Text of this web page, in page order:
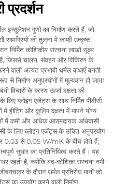
प्रदर्शन
इन्सुलेशन गुणों का निर्माण करते हैं, जो
सामग्रियों की तुलना में काफी उत्कृष्ट
निर्मित कोशिकीय संरचना लाखों सूक्ष्म
जिससे चालन, संवहन और विकिरण के
वाली अत्यंत प्रभावी थर्मल बाधाएँ बनती
निर्माण अनुप्रयोगों में मूल्यवान हो जाता
विचारों के कारण ऊर्जा दक्षता की
ब्लोइंग एजेंट्स के साथ निर्मित पीवीसी
में हीटिंग और कूलिंग दक्षता में मापने योग्य
में कमी और अधिक आरामदायक अधिवासी
के लिए ब्लोइंग एजेंट्स के उचित अनुप्रयोग
पर 0.03 से 0.05 W/mK के बीच होते हैं,
सुधार का प्रतिनिधित्व करते हैं। यह
रहती है, क्योंकि बंद-कोशिका संरचना नमी
के दौरान थर्मल प्रतिरोध मानों को
का उपयोग करने वाली निर्माण